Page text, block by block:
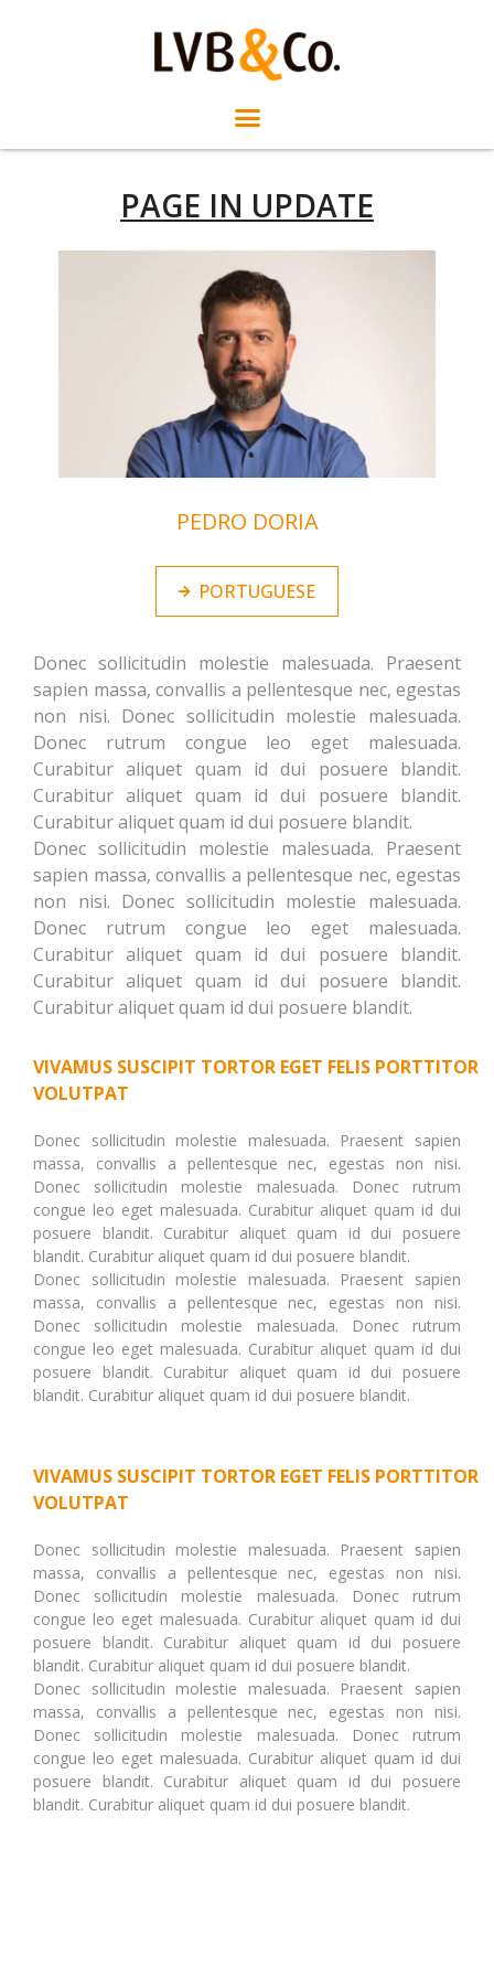
PAGE IN UPDATE
PEDRO DORIA
PORTUGUESE
Donec sollicitudin molestie malesuada. Praesent
sapien massa, convallis a pellentesque nec, egestas
non nisi. Donec sollicitudin molestie malesuada.
Donec rutrum congue leo eget malesuada.
Curabitur aliquet quam id dui posuere blandit.
Curabitur aliquet quam id dui posuere blandit.
Curabitur aliquet quam id dui posuere blandit.
Donec sollicitudin molestie malesuada. Praesent
sapien massa, convallis a pellentesque nec, egestas
non nisi. Donec sollicitudin molestie malesuada.
Donec rutrum congue leo eget malesuada.
Curabitur aliquet quam id dui posuere blandit.
Curabitur aliquet quam id dui posuere blandit.
Curabitur aliquet quam id dui posuere blandit.
VIVAMUS SUSCIPIT TORTOR EGET FELIS PORTTITOR
VOLUTPAT
Donec sollicitudin molestie malesuada. Praesent sapien
massa, convallis a pellentesque nec, egestas non nisi.
Donec sollicitudin molestie malesuada. Donec rutrum
congue leo eget malesuada. Curabitur aliquet quam id dui
posuere blandit. Curabitur aliquet quam id dui posuere
blandit. Curabitur aliquet quam id dui posuere blandit.
Donec sollicitudin molestie malesuada. Praesent sapien
massa, convallis a pellentesque nec, egestas non nisi.
Donec sollicitudin molestie malesuada. Donec rutrum
congue leo eget malesuada. Curabitur aliquet quam id dui
posuere blandit. Curabitur aliquet quam id dui posuere
blandit. Curabitur aliquet quam id dui posuere blandit.
VIVAMUS SUSCIPIT TORTOR EGET FELIS PORTTITOR
VOLUTPAT
Donec sollicitudin molestie malesuada. Praesent sapien
massa, convallis a pellentesque nec, egestas non nisi.
Donec sollicitudin molestie malesuada. Donec rutrum
congue leo eget malesuada. Curabitur aliquet quam id dui
posuere blandit. Curabitur aliquet quam id dui posuere
blandit. Curabitur aliquet quam id dui posuere blandit.
Donec sollicitudin molestie malesuada. Praesent sapien
massa, convallis a pellentesque nec, egestas non nisi.
Donec sollicitudin molestie malesuada. Donec rutrum
congue leo eget malesuada. Curabitur aliquet quam id dui
posuere blandit. Curabitur aliquet quam id dui posuere
blandit. Curabitur aliquet quam id dui posuere blandit.